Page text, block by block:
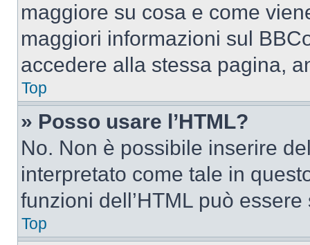
maggiore su cosa e come
maggiori informazioni sul
accedere alla stessa pagina,
Top
» Posso usare l’HTML?
No. Non è possibile inserire
interpretato come tale in
funzioni dell’HTML può
Top